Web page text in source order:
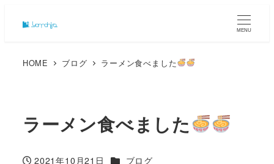
MENU
HOME ブログ ラーメン食べました
ラーメン食べました
2021年10月21日 カテゴリー
ブログ